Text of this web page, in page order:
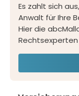
Es zahlt sich
Anwalt für Ihre
Hier die